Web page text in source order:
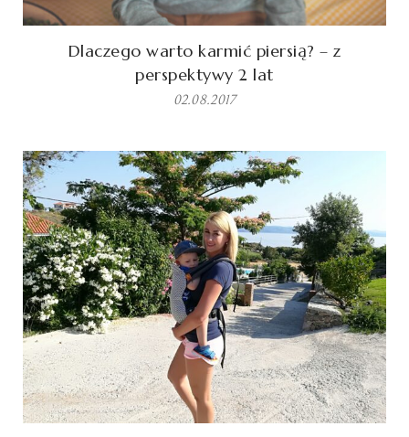
Dlaczego warto karmić piersią? – z
perspektywy 2 lat
02.08.2017